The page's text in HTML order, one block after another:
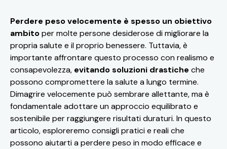
Perdere peso velocemente è spesso un obiettivo
ambitoper molte persone desiderose di migliorare la
propria salute e il proprio benessere. Tuttavia, è
importante affrontare questo processo con realismo e
consapevolezza, evitando soluzioni drastiche che
possono compromettere la salute a lungo termine.
Dimagrire velocemente può sembrare allettante, ma è
fondamentale adottare un approccio equilibrato e
sostenibile per raggiungere risultati duraturi. In questo
articolo, esploreremo consigli pratici e reali che
possono aiutarti a perdere peso in modo efficace e